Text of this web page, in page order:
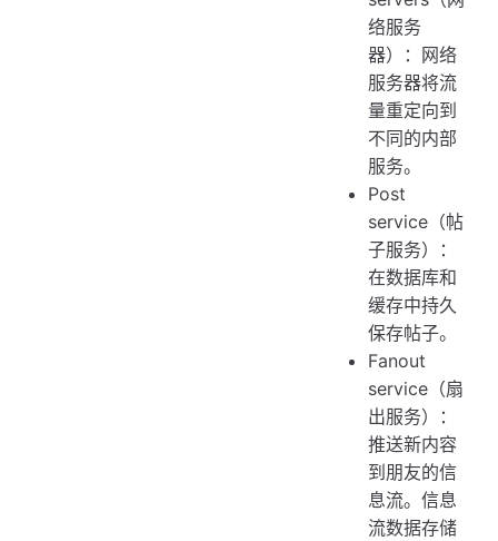
络服务
器）：网络
服务器将流
量重定向到
不同的内部
服务。
Post
service（帖
子服务）：
在数据库和
缓存中持久
保存帖子。
Fanout
service（扇
出服务）：
推送新内容
到朋友的信
息流。信息
流数据存储